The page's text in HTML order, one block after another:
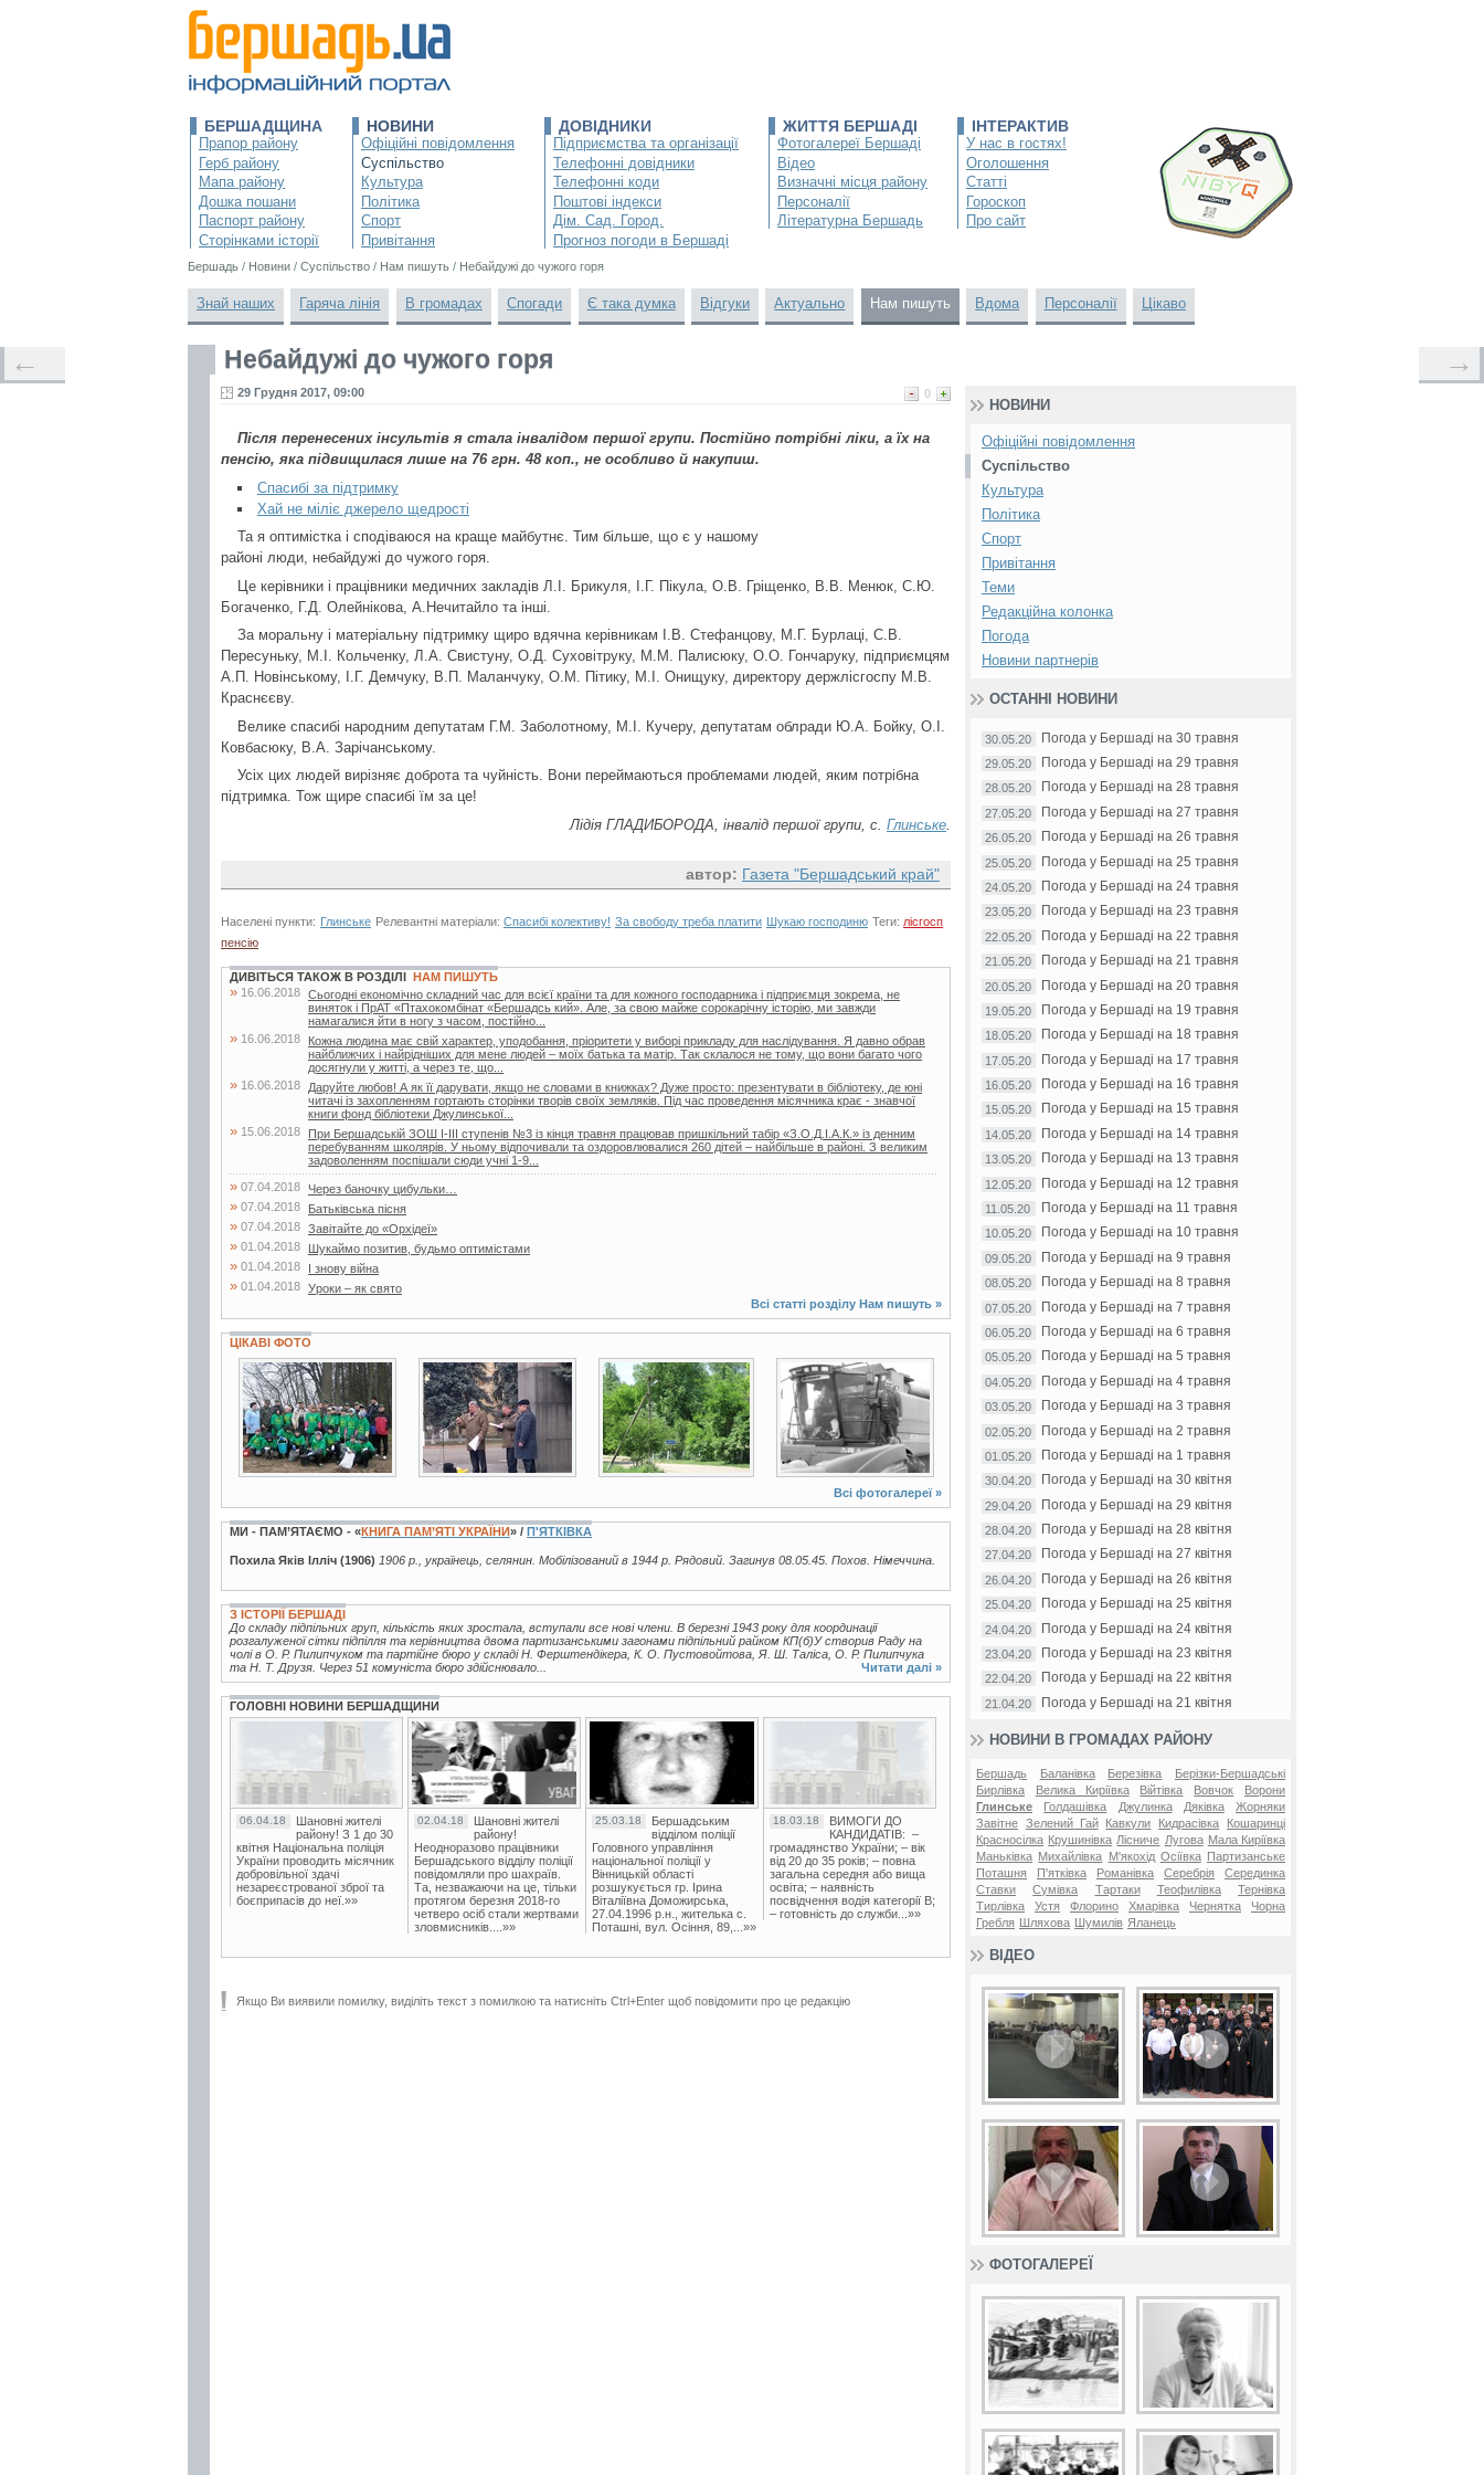
БЕРШАДЩИНА
Прапор району
Герб району
Мапа району
Дошка пошани
Паспорт району
Сторінками історії
НОВИНИ
Офіційні повідомлення
Суспільство
Культура
Політика
Спорт
Привітання
ДОВІДНИКИ
Підприємства та організації
Телефонні довідники
Телефонні коди
Поштові індекси
Дім. Сад. Город.
Прогноз погоди в Бершаді
ЖИТТЯ БЕРШАДІ
Фотогалереї Бершаді
Відео
Визначні місця району
Персоналії
Літературна Бершадь
ІНТЕРАКТИВ
У нас в гостях!
Оголошення
Статті
Гороскоп
Про сайт
Бершадь / Новини / Суспільство / Нам пишуть / Небайдужі до чужого горя
Знай наших Гаряча лінія В громадах Спогади Є така думка Відгуки Актуально Нам пишуть Вдома Персоналії Цікаво
Небайдужі до чужого горя
0
29 Грудня 2017, 09:00
Після перенесених інсультів я стала інвалідом першої групи. Постійно потрібні ліки, а їх на
пенсію, яка підвищилася лише на 76 грн. 48 коп., не особливо й накупиш.
Спасибі за підтримку
Хай не міліє джерело щедрості
Та я оптимістка і сподіваюся на краще майбутнє. Тим більше, що є у нашому
районі люди, небайдужі до чужого горя.
Це керівники і працівники медичних закладів Л.І. Брикуля, І.Г. Пікула, О.В. Гріщенко, В.В. Менюк, С.Ю.
Богаченко, Г.Д. Олейнікова, А.Нечитайло та інші.
За моральну і матеріальну підтримку щиро вдячна керівникам І.В. Стефанцову, М.Г. Бурлаці, С.В.
Пересуньку, М.І. Кольченку, Л.А. Свистуну, О.Д. Суховітруку, М.М. Палисюку, О.О. Гончаруку, підприємцям
А.П. Новінському, І.Г. Демчуку, В.П. Маланчуку, О.М. Пітику, М.І. Онищуку, директору держлісгоспу М.В.
Краснєєву.
Велике спасибі народним депутатам Г.М. Заболотному, М.І. Кучеру, депутатам облради Ю.А. Бойку, О.І.
Ковбасюку, В.А. Зарічанському.
Усіх цих людей вирізняє доброта та чуйність. Вони переймаються проблемами людей, яким потрібна
підтримка. Тож щире спасибі їм за це!
Лідія ГЛАДИБОРОДА, інвалід першої групи, с. Глинське
автор: Газета "Бершадський край"
Населені пункти: Глинське Релевантні матеріали: Спасибі колективу! За свободу треба платити Шукаю господиню Теги: лісгосп
пенсію
← →
ДИВІТЬСЯ ТАКОЖ В РОЗДІЛІ НАМ ПИШУТЬ
» 16.06.2018 Сьогодні економічно складний час для всієї країни та для кожного господарника і підприємця зокрема, не
виняток і ПрАТ «Птахокомбінат «Бершадсь кий». Але, за свою майже сорокарічну історію, ми завжди
намагалися йти в ногу з часом, постійно...
» 16.06.2018
Кожна людина має свій характер, уподобання, пріоритети у виборі прикладу для наслідування. Я давно обрав
найближчих і найрідніших для мене людей – моїх батька та матір. Так склалося не тому, що вони багато чого
досягнули у житті, а через те, що...
» 16.06.2018
Даруйте любов! А як її дарувати, якщо не словами в книжках? Дуже просто: презентувати в бібліотеку, де юні
читачі із захопленням гортають сторінки творів своїх земляків. Під час проведення місячника крає - знавчої
книги фонд бібліотеки Джулинської...
» 15.06.2018
При Бершадській ЗОШ І-ІІІ ступенів №3 із кінця травня працював пришкільний табір «З.О.Д.І.А.К.» із денним
перебуванням школярів. У ньому відпочивали та оздоровлювалися 260 дітей – найбільше в районі. З великим
задоволенням поспішали сюди учні 1-9...
» 07.04.2018 Через баночку цибульки…
» 07.04.2018 Батьківська пісня
» 07.04.2018 Завітайте до «Орхідеї»
» 01.04.2018 Шукаймо позитив, будьмо оптимістами
» 01.04.2018 І знову війна
» 01.04.2018 Уроки – як свято
Всі статті розділу Нам пишуть »
ЦІКАВІ ФОТО
5 фото 3 фото 7 фото 3 фото
Всі фотогалереї »
МИ - ПАМ’ЯТАЄМО - «КНИГА ПАМ’ЯТІ УКРАЇНИ» / П'ЯТКІВКА
Похила Яків Ілліч (1906) 1906 р., українець, селянин. Мобілізований в 1944 р. Рядовий. Загинув 08.05.45. Похов. Німеччина.
З ІСТОРІЇ БЕРШАДІ
До складу підпільних груп, кількість яких зростала, вступали все нові члени. В березні 1943 року для координації
розгалуженої сітки підпілля та керівництва двома партизанськими загонами підпільний райком КП(б)У створив Раду на
чолі в О. Р. Пилипчуком та партійне бюро у складі Н. Ферштендікера, К. О. Пустовойтова, Я. Ш. Таліса, О. Р. Пилипчука
та Н. Т. Друзя. Через 51 комуніста бюро здійснювало...
Читати далі »
ГОЛОВНІ НОВИНИ БЕРШАДЩИНИ
06.04.18
Шановні жителі
району! З 1 до 30
квітня Національна поліція
України проводить місячник
добровільної здачі
незареєстрованої зброї та
боєприпасів до неї.»»
02.04.18
Шановні жителі
району!
Неодноразово працівники
Бершадського відділу поліції
повідомляли про шахраїв.
Та, незважаючи на це, тільки
протягом березня 2018-го
четверо осіб стали жертвами
зловмисників....»»
25.03.18
Бершадським
відділом поліції
Головного управління
національної поліції у
Вінницькій області
розшукується гр. Ірина
Віталіївна Доможирська,
27.04.1996 р.н., жителька с.
Поташні, вул. Осіння, 89,...»»
18.03.18
ВИМОГИ ДО
КАНДИДАТІВ: –
громадянство України; – вік
від 20 до 35 років; – повна
загальна середня або вища
освіта; – наявність
посвідчення водія категорії В;
– готовність до служби...»»
Якщо Ви виявили помилку, виділіть текст з помилкою та натисніть Ctrl+Enter щоб повідомити про це редакцію
НОВИНИ
Офіційні повідомлення
Суспільство
Культура
Політика
Спорт
Привітання
Теми
Редакційна колонка
Погода
Новини партнерів
ОСТАННІ НОВИНИ
30.05.20 Погода у Бершаді на 30 травня
29.05.20 Погода у Бершаді на 29 травня
28.05.20 Погода у Бершаді на 28 травня
27.05.20 Погода у Бершаді на 27 травня
26.05.20 Погода у Бершаді на 26 травня
25.05.20 Погода у Бершаді на 25 травня
24.05.20 Погода у Бершаді на 24 травня
23.05.20 Погода у Бершаді на 23 травня
22.05.20 Погода у Бершаді на 22 травня
21.05.20 Погода у Бершаді на 21 травня
20.05.20 Погода у Бершаді на 20 травня
19.05.20 Погода у Бершаді на 19 травня
18.05.20 Погода у Бершаді на 18 травня
17.05.20 Погода у Бершаді на 17 травня
16.05.20 Погода у Бершаді на 16 травня
15.05.20 Погода у Бершаді на 15 травня
14.05.20 Погода у Бершаді на 14 травня
13.05.20 Погода у Бершаді на 13 травня
12.05.20 Погода у Бершаді на 12 травня
11.05.20 Погода у Бершаді на 11 травня
10.05.20 Погода у Бершаді на 10 травня
09.05.20 Погода у Бершаді на 9 травня
08.05.20 Погода у Бершаді на 8 травня
07.05.20 Погода у Бершаді на 7 травня
06.05.20 Погода у Бершаді на 6 травня
05.05.20 Погода у Бершаді на 5 травня
04.05.20 Погода у Бершаді на 4 травня
03.05.20 Погода у Бершаді на 3 травня
02.05.20 Погода у Бершаді на 2 травня
01.05.20 Погода у Бершаді на 1 травня
30.04.20 Погода у Бершаді на 30 квітня
29.04.20 Погода у Бершаді на 29 квітня
28.04.20 Погода у Бершаді на 28 квітня
27.04.20 Погода у Бершаді на 27 квітня
26.04.20 Погода у Бершаді на 26 квітня
25.04.20 Погода у Бершаді на 25 квітня
24.04.20 Погода у Бершаді на 24 квітня
23.04.20 Погода у Бершаді на 23 квітня
22.04.20 Погода у Бершаді на 22 квітня
21.04.20 Погода у Бершаді на 21 квітня
НОВИНИ В ГРОМАДАХ РАЙОНУ
Бершадь Баланівка Березівка
Берізки-Бершадські
Бирлівка
Велика Киріївка Війтівка Вовчок
Ворони
Глинське
Голдашівка Джулинка Дяківка
Жорняки
Завітне Зелений Гай Кавкули Кидрасівка
Кошаринці
Красносілка Крушинівка Лісниче Лугова Мала Киріївка
Маньківка Михайлівка М'якохід Осіївка
Партизанське
Поташня
П'ятківка Романівка Серебрія
Серединка
Ставки
Сумівка Тартаки Теофилівка
Тернівка
Тирлівка
Устя Флорино Хмарівка Чернятка
Чорна
Гребля
Шляхова Шумилів Яланець
ВІДЕО
ФОТОГАЛЕРЕЇ